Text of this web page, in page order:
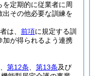
定期的に従業者に周
その他必要な訓練を
は、 前項に規定する訓
加が得られるよう連携
第12条 第13条及び